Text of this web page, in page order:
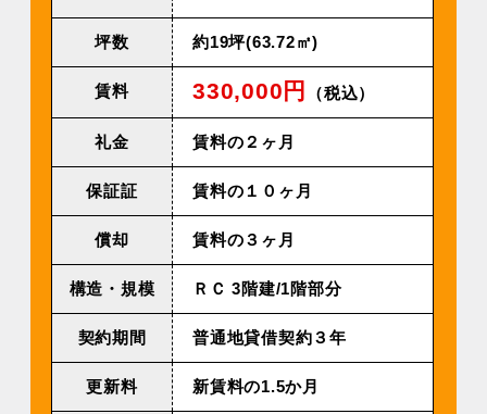
坪数 約19坪(63.72㎡)
賃料 330,000円 （税込）
礼金 賃料の２ヶ月
保証証 賃料の１０ヶ月
償却 賃料の３ヶ月
構造・規模 ＲＣ 3階建/1階部分
契約期間 普通地貸借契約３年
更新料 新賃料の1.5か月